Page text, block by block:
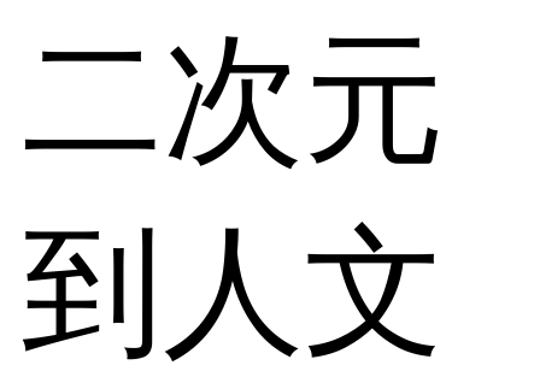
二次元
到人文